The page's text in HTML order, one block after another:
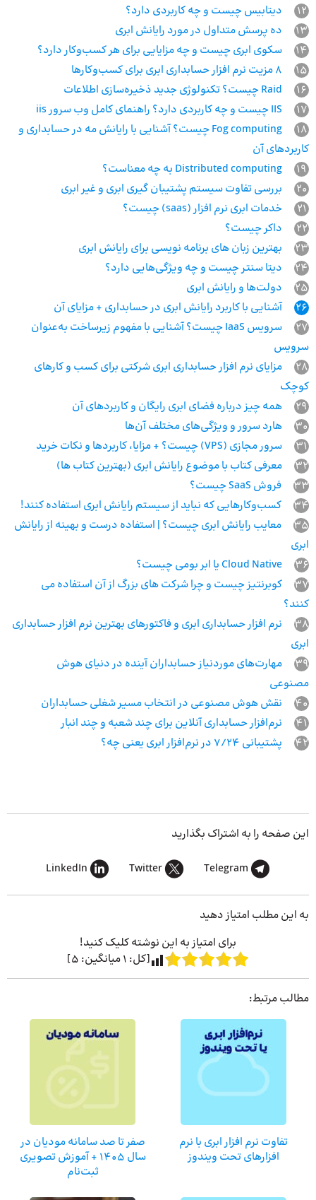
12
دیتابیس چیست و چه کاربردی دارد؟
13
ده پرسش متداول در مورد رایانش ابری
14
سکوی ابری چیست و چه مزایایی برای هر کسب‌و‌کار دارد؟
15
16
17
18
Fog computing چیست؟ آشنایی با رایانش مه در حسابداری و
کاربردهای آن
19
20
بررسی تفاوت سیستم پشتیبان ‌گیری ابری و غیر ابری
21
خدمات ابری نرم افزار (saas) چیست؟
22
داکر چیست؟
23
بهترین زبان های برنامه نویسی برای رایانش ابری
24
دیتا سنتر چیست و چه ویژگی‌هایی دارد؟
25
دولت‌ها و رایانش ابری
26
آشنایی با کاربرد رایانش ابری در حسابداری + مزایای آن
27
سرویس IaaS چیست؟ آشنایی با مفهوم زیرساخت به‌عنوان
سرویس
28
مزایای نرم افزار حسابداری ابری شرکتی برای کسب و کارهای
کوچک
29
همه چیز درباره فضای ابری رایگان و کاربردهای آن
30
هارد سرور و ویژگی‌های مختلف آن‌ها
31
سرور مجازی (VPS) چیست؟ + مزایا، کاربردها و نکات خرید
32
معرفی کتاب با موضوع رایانش ابری (بهترین کتاب ها)
33
فروش SaaS چیست؟
34
کسب‌وکارهایی که نباید از سیستم رایانش ابری استفاده کنند!
35
معایب رایانش ابری چیست؟ | استفاده درست و بهینه از رایانش
ابری
36
37
کوبرنتیز چیست و چرا شرکت های بزرگ از آن استفاده می‌
کنند؟
38
نرم افزار حسابداری ابری و فاکتورهای بهترین نرم افزار حسابداری
ابری
39
مهارت‌های موردنیاز حسابداران آینده در دنیای هوش
مصنوعی
40
نقش هوش مصنوعی در انتخاب مسیر شغلی حسابداران
41
نرم‌افزار حسابداری آنلاین برای چند شعبه و چند انبار
42
پشتیبانی 7/24 در نرم‌افزار ابری یعنی چه؟
این صفحه را به اشتراک بگذارید
Telegram
Twitter
LinkedIn
به این مطلب امتیاز دهید
برای امتیاز به این نوشته کلیک کنید!
[کل: 1میانگین: 5
]
مطالب مرتبط:
تفاوت نرم‌ افزار ابری با نرم‌
افزارهای تحت ویندوز
صفر تا صد سامانه مودیان در
سال 1405 + آموزش تصویری
ثبت‌نام